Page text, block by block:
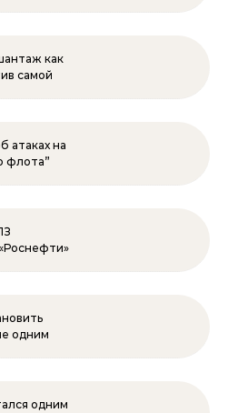
как
самой
атаках на
флота”
одним
одним